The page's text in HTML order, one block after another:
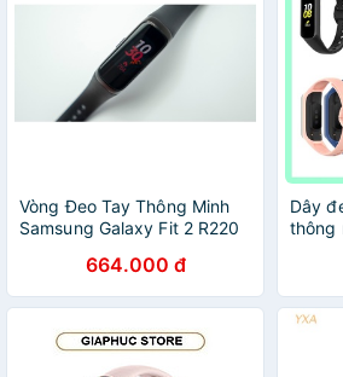
Vòng Đeo Tay Thông Minh
Samsung Galaxy Fit 2 R220
664.000 đ
Dây
thông